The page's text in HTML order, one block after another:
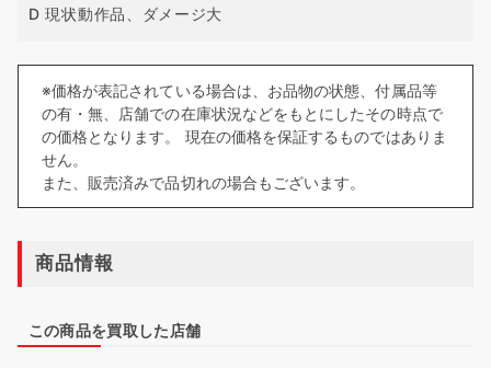
D 現状動作品、ダメージ大
※価格が表記されている場合は、お品物の状態、付属品等
の有・無、店舗での在庫状況などをもとにしたその時点で
の価格となります。 現在の価格を保証するものではありま
せん。
また、販売済みで品切れの場合もございます。
商品情報
この商品を買取した店舗